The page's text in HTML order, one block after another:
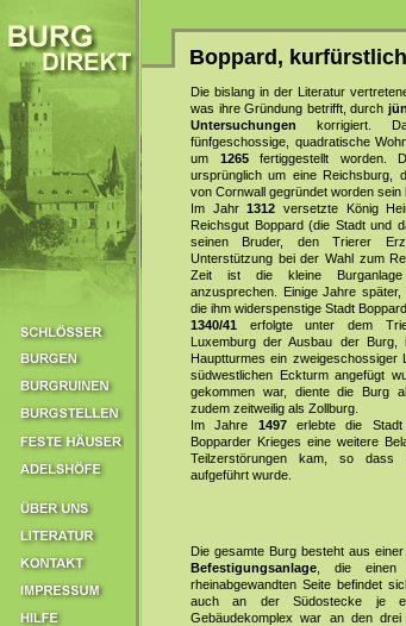
Boppard,
Die bislang in der Literatur
was ihre Gründung betrifft, durch
Untersuchungen korrigiert.
fünfgeschossige, quadratische
um 1265fertiggestellt worden.
ursprünglich um eine Reichsburg,
von Cornwall gegründet worden sein
Im Jahr1312 versetzte König
Reichsgut Boppard (die Stadt und
seinen Bruder, den Trierer
Unterstützung bei der Wahl zum
Zeit ist die kleine
anzusprechen. Einige Jahre später,
die ihm widerspenstige Stadt
1340/41 erfolgte unter dem
Luxemburg der Ausbau der
Hauptturmes ein zweigeschossiger
südwestlichen Eckturm angefügt
gekommen war, diente die Burg
zudem zeitweilig als Zollburg.
Im Jahre 1497erlebte die Stadt
Bopparder Krieges eine weitere
Teilzerstörungen kam, so dass
aufgeführt wurde.
Die gesamte Burg besteht aus einer
Befestigungsanlage , die einen
rheinabgewandten Seite befindet
auch an der Südostecke je
Gebäudekomplex war an den